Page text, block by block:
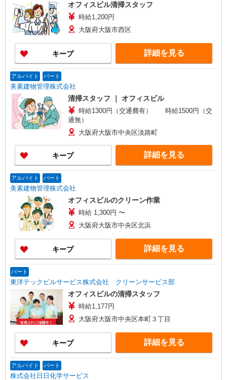
オフィスビル清掃スタッフ
時給1,200円
大阪府大阪市西区
キープ 詳細を見る
アルバイト パート
美素建物管理株式会社
清掃スタッフ ｜ オフィスビル
時給1300円（交通費有） 時給1500円（交
通無）
大阪府大阪市中央区淡路町
キープ 詳細を見る
アルバイト パート
美素建物管理株式会社
オフィスビルのクリーン作業
時給 1,300円 〜
大阪府大阪市中央区北浜
キープ 詳細を見る
パート
東洋テックビルサービス株式会社 クリーンサービス部
オフィスビルの清掃スタッフ
時給1,177円
大阪府大阪市中央区本町３丁目
キープ 詳細を見る
アルバイト パート
株式会社日日化学サービス